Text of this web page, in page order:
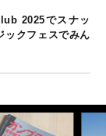
2025でスナッ
ックフェスでみん